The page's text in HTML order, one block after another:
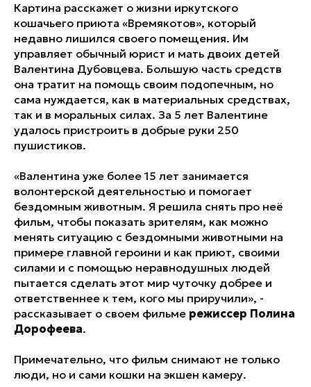
Картина расскажет о жизни иркутского
кошачьего приюта «Времякотов», который
недавно лишился своего помещения. Им
управляет обычный юрист и мать двоих детей
Валентина Дубовцева. Большую часть средств
она тратит на помощь своим подопечным, но
сама нуждается, как в материальных средствах,
так и в моральных силах. За 5 лет Валентине
удалось пристроить в добрые руки 250
пушистиков.
«Валентина уже более 15 лет занимается
волонтерской деятельностью и помогает
бездомным животным. Я решила снять про неё
фильм, чтобы показать зрителям, как можно
менять ситуацию с бездомными животными на
примере главной героини и как приют, своими
силами и с помощью неравнодушных людей
пытается сделать этот мир чуточку добрее и
ответственнее к тем, кого мы приручили», -
рассказывает о своем фильме режиссер Полина
Дорофеева.
Примечательно, что фильм снимают не только
люди, но и сами кошки на экшен камеру.